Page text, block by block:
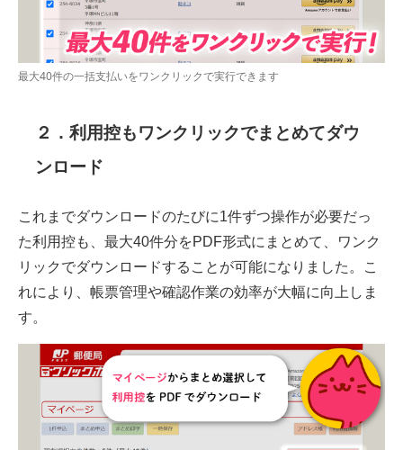
最大40件の一括支払いをワンクリックで実行できます
２．利用控もワンクリックでまとめてダウ
ンロード
これまでダウンロードのたびに1件ずつ操作が必要だっ
た利用控も、最大40件分をPDF形式にまとめて、ワンク
リックでダウンロードすることが可能になりました。こ
れにより、帳票管理や確認作業の効率が大幅に向上しま
す。